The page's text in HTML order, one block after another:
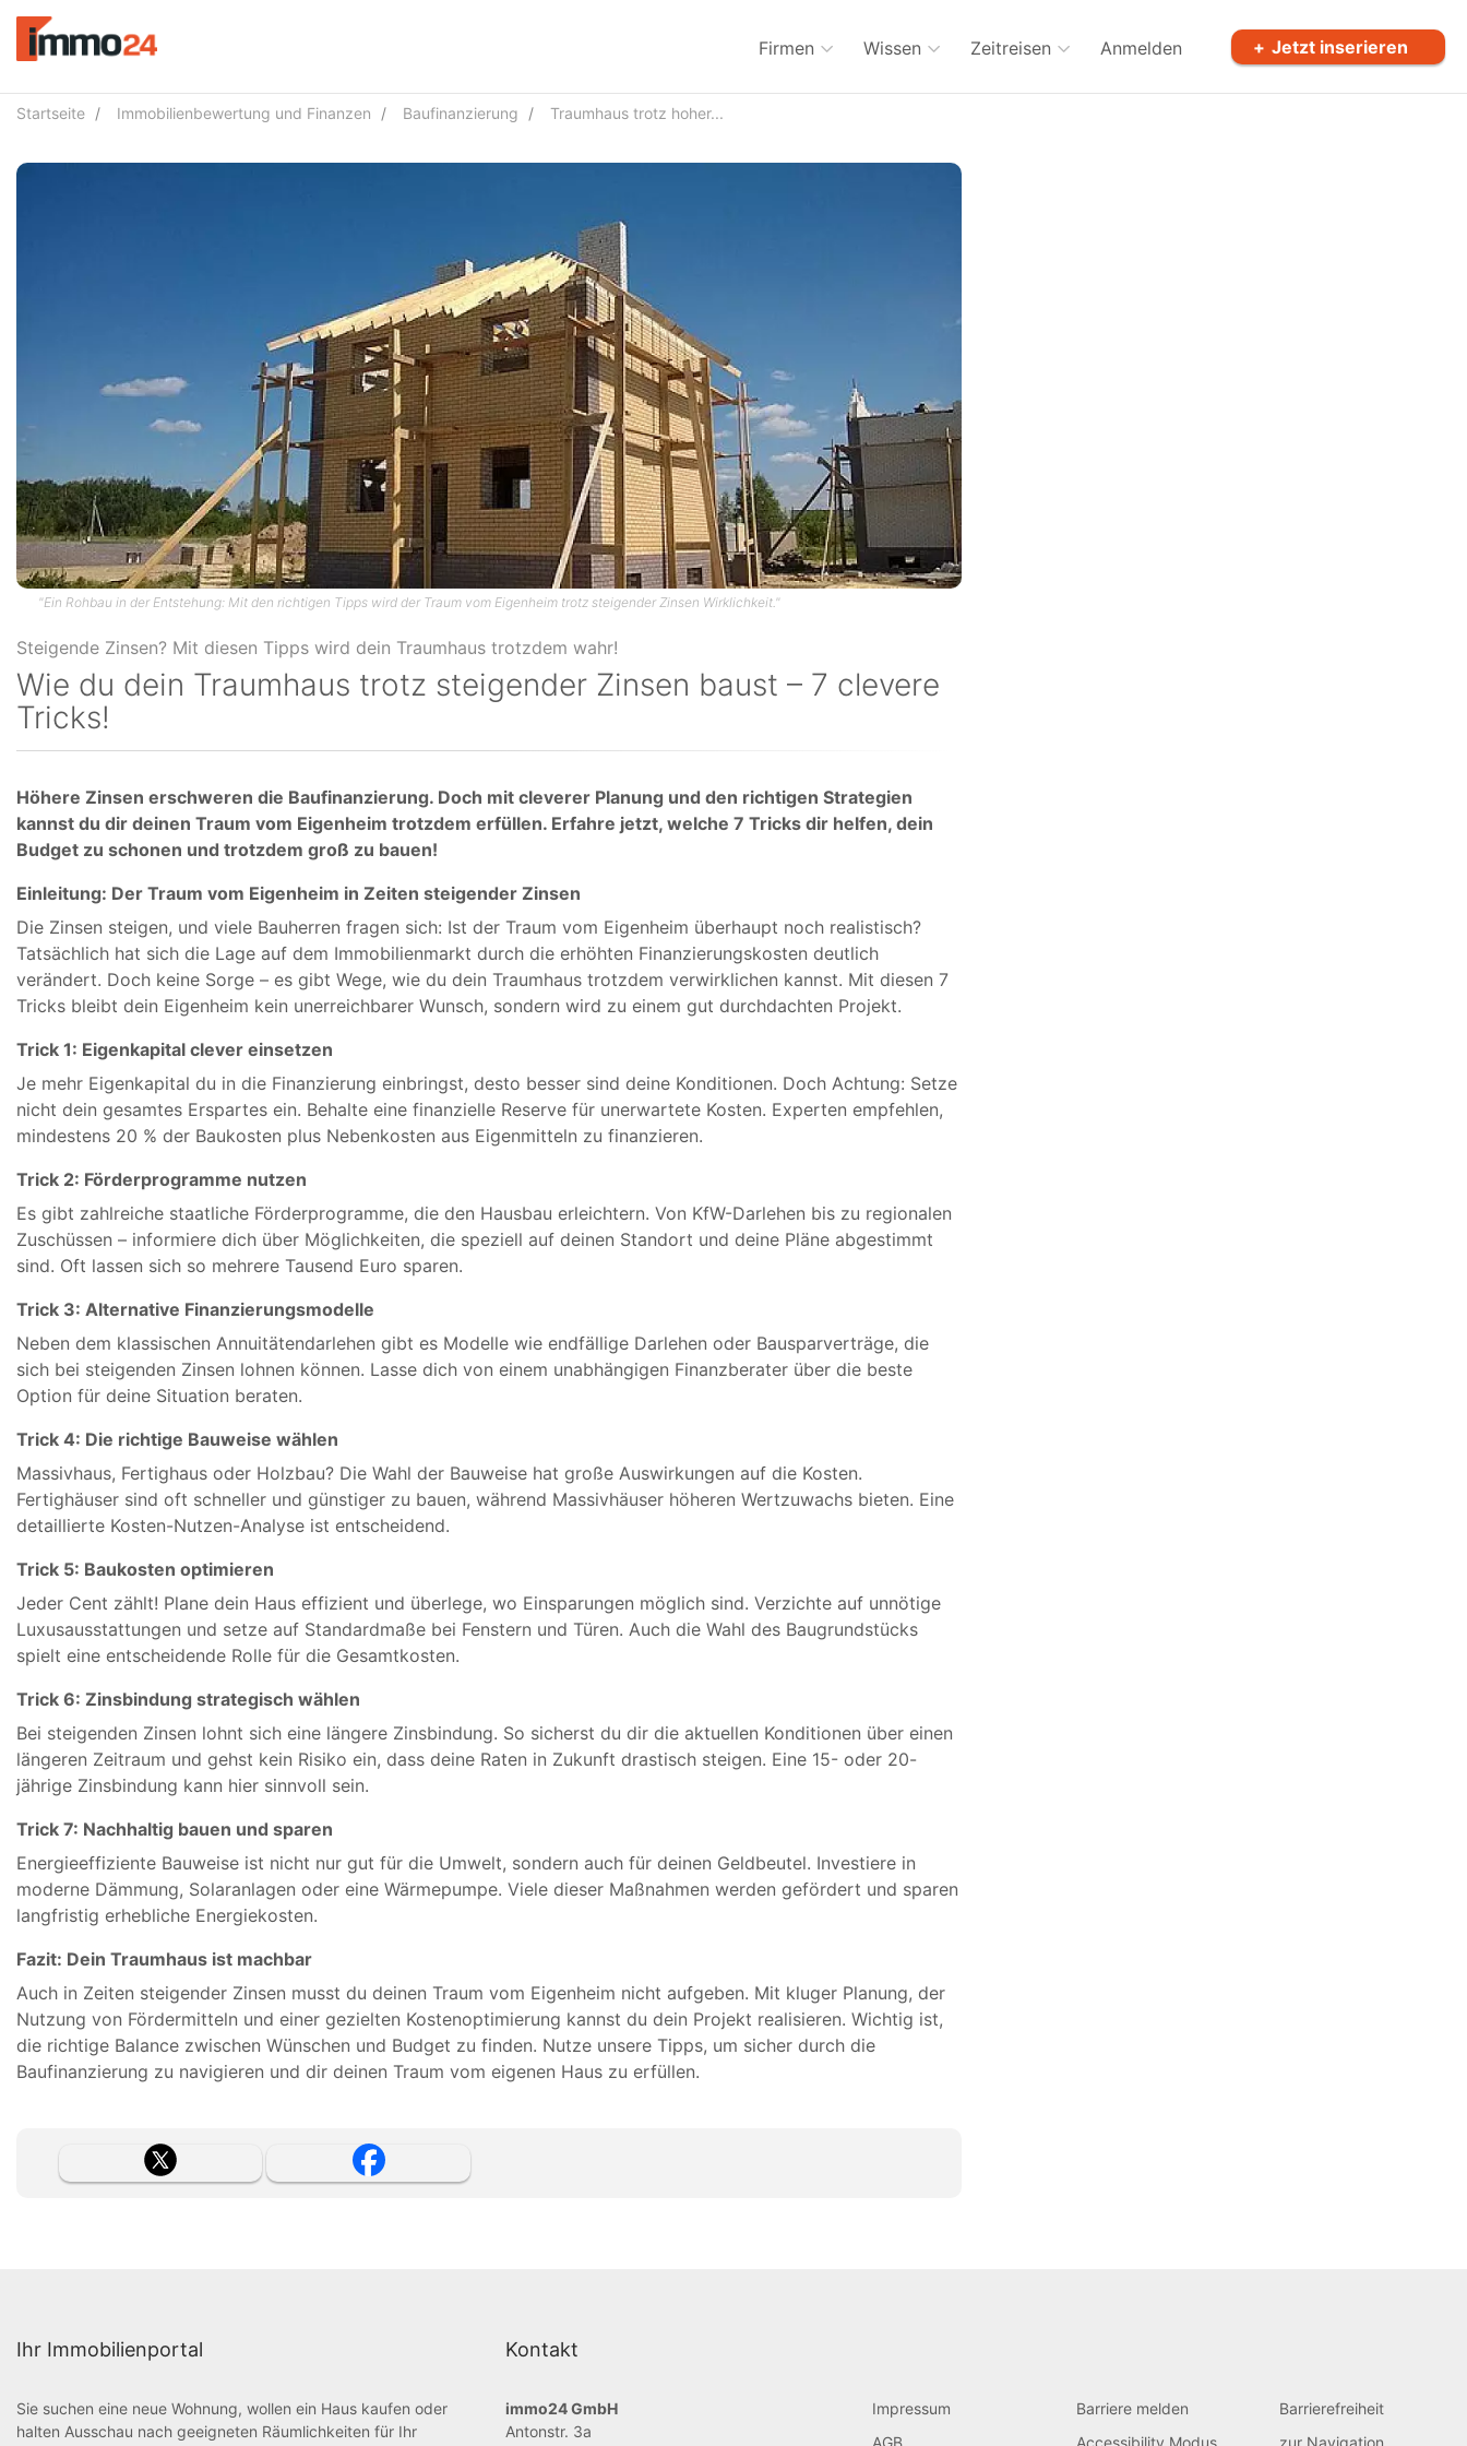
Accessibility
Modus
aktivieren
Navigation
Firmen Wissen Zeitreisen Anmelden Jetzt inserieren
Startseite Immobilienbewertung und Finanzen Baufinanzierung Traumhaus trotz hoher...
"Ein Rohbau in der Entstehung: Mit den richtigen Tipps wird der Traum vom Eigenheim trotz steigender Zinsen Wirklichkeit."
Wie du dein Traumhaus trotz steigender Zinsen baust – 7 clevere
Tricks!
Höhere Zinsen erschweren die Baufinanzierung. Doch mit cleverer Planung und den richtigen Strategien
kannst du dir deinen Traum vom Eigenheim trotzdem erfüllen. Erfahre jetzt, welche 7 Tricks dir helfen, dein
Budget zu schonen und trotzdem groß zu bauen!
Einleitung: Der Traum vom Eigenheim in Zeiten steigender Zinsen
Die Zinsen steigen, und viele Bauherren fragen sich: Ist der Traum vom Eigenheim überhaupt noch realistisch?
Tatsächlich hat sich die Lage auf dem Immobilienmarkt durch die erhöhten Finanzierungskosten deutlich
verändert. Doch keine Sorge – es gibt Wege, wie du dein Traumhaus trotzdem verwirklichen kannst. Mit diesen 7
Tricks bleibt dein Eigenheim kein unerreichbarer Wunsch, sondern wird zu einem gut durchdachten Projekt.
Trick 1: Eigenkapital clever einsetzen
Je mehr Eigenkapital du in die Finanzierung einbringst, desto besser sind deine Konditionen. Doch Achtung: Setze
nicht dein gesamtes Erspartes ein. Behalte eine finanzielle Reserve für unerwartete Kosten. Experten empfehlen,
mindestens 20 % der Baukosten plus Nebenkosten aus Eigenmitteln zu finanzieren.
Trick 2: Förderprogramme nutzen
Es gibt zahlreiche staatliche Förderprogramme, die den Hausbau erleichtern. Von KfW-Darlehen bis zu regionalen
Zuschüssen – informiere dich über Möglichkeiten, die speziell auf deinen Standort und deine Pläne abgestimmt
sind. Oft lassen sich so mehrere Tausend Euro sparen.
Trick 3: Alternative Finanzierungsmodelle
Neben dem klassischen Annuitätendarlehen gibt es Modelle wie endfällige Darlehen oder Bausparverträge, die
sich bei steigenden Zinsen lohnen können. Lasse dich von einem unabhängigen Finanzberater über die beste
Option für deine Situation beraten.
Trick 4: Die richtige Bauweise wählen
Massivhaus, Fertighaus oder Holzbau? Die Wahl der Bauweise hat große Auswirkungen auf die Kosten.
Fertighäuser sind oft schneller und günstiger zu bauen, während Massivhäuser höheren Wertzuwachs bieten. Eine
detaillierte Kosten-Nutzen-Analyse ist entscheidend.
Trick 5: Baukosten optimieren
Jeder Cent zählt! Plane dein Haus effizient und überlege, wo Einsparungen möglich sind. Verzichte auf unnötige
Luxusausstattungen und setze auf Standardmaße bei Fenstern und Türen. Auch die Wahl des Baugrundstücks
spielt eine entscheidende Rolle für die Gesamtkosten.
Trick 6: Zinsbindung strategisch wählen
Bei steigenden Zinsen lohnt sich eine längere Zinsbindung. So sicherst du dir die aktuellen Konditionen über einen
längeren Zeitraum und gehst kein Risiko ein, dass deine Raten in Zukunft drastisch steigen. Eine 15- oder 20-
jährige Zinsbindung kann hier sinnvoll sein.
Trick 7: Nachhaltig bauen und sparen
Energieeffiziente Bauweise ist nicht nur gut für die Umwelt, sondern auch für deinen Geldbeutel. Investiere in
moderne Dämmung, Solaranlagen oder eine Wärmepumpe. Viele dieser Maßnahmen werden gefördert und sparen
langfristig erhebliche Energiekosten.
Fazit: Dein Traumhaus ist machbar
Auch in Zeiten steigender Zinsen musst du deinen Traum vom Eigenheim nicht aufgeben. Mit kluger Planung, der
Nutzung von Fördermitteln und einer gezielten Kostenoptimierung kannst du dein Projekt realisieren. Wichtig ist,
die richtige Balance zwischen Wünschen und Budget zu finden. Nutze unsere Tipps, um sicher durch die
Baufinanzierung zu navigieren und dir deinen Traum vom eigenen Haus zu erfüllen.
Ihr Immobilienportal
Sie suchen eine neue Wohnung, wollen ein Haus kaufen oder
halten Ausschau nach geeigneten Räumlichkeiten für Ihr
Kontakt
immo24 GmbH
Antonstr. 3a
Impressum
AGB
Barriere melden
Accessibility Modus
Barrierefreiheit
zur Navigation